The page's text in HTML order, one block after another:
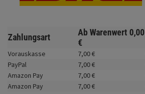
Zahlungsart Ab Warenwert 0,00
€
Vorauskasse 7,00€
PayPal
7,00€
Amazon Pay
7,00€
Amazon Pay
7,00€